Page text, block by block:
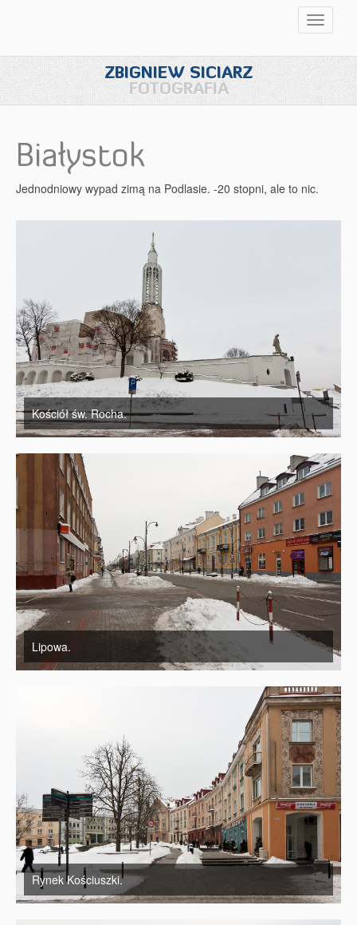
ZBIGNIEW SICIARZ
FOTOGRAFIA
Białystok
Jednodniowy wypad zimą na Podlasie. -20 stopni, ale to nic.
Kościół św. Rocha.
Lipowa.
Rynek Kościuszki.